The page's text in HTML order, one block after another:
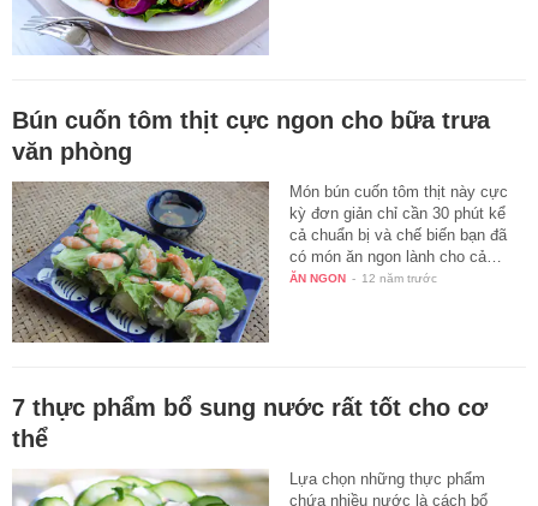
Bún cuốn tôm thịt cực ngon cho bữa trưa
văn phòng
Món bún cuốn tôm thịt này cực
kỳ đơn giản chỉ cần 30 phút kể
cả chuẩn bị và chế biến bạn đã
có món ăn ngon lành cho cả…
ĂN NGON - 12 năm trước
7 thực phẩm bổ sung nước rất tốt cho cơ
thể
Lựa chọn những thực phẩm
chứa nhiều nước là cách bổ